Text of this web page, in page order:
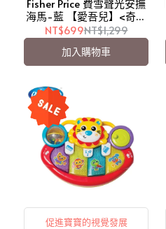
Fisher Price 費雪聲光安撫
海馬-藍 【愛吾兒】<奇哥
原廠公司貨>
NT$699NT$1,299
加入購物車
促進寶寶的視覺發展